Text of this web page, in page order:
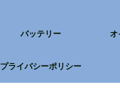
バッテリー オ
プライバシーポリシー